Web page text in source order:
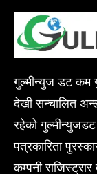
गुल्मीन्युज डट कम
देखी सन्चालित
रहेको
पत्रकारिता
कम्पनी